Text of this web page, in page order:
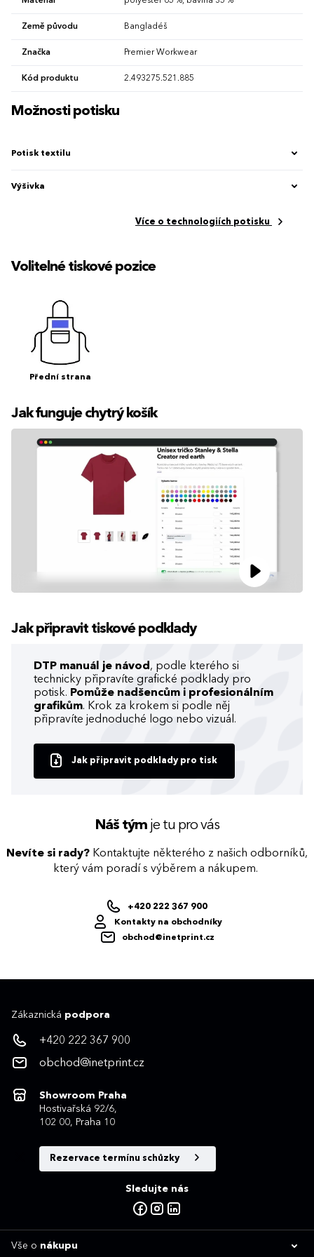
Země původu Bangladéš
Značka Premier Workwear
Kód produktu 2.493275.521.885
Možnosti potisku
Potisk textilu
Výšivka
Více o technologiích potisku
Volitelné tiskové pozice
Přední strana
Jak funguje chytrý košík
Jak připravit tiskové podklady
DTP manuál je návod , podle kterého si
technicky připravíte grafické podklady pro
potisk. Pomůže nadšencům i profesionálním
grafikům. Krok za krokem si podle něj
připravíte jednoduché logo nebo vizuál.
Jak připravit podklady pro tisk
Náš týmje tu pro vás
Nevíte si rady? Kontaktujte některého z našich odborníků,
který vám poradí s výběrem a nákupem.
+420 222 367 900
Kontakty na obchodníky
obchod@inetprint.cz
Zákaznická podpora
+420 222 367 900
obchod@inetprint.cz
Showroom Praha
Hostivařská 92/6,
102 00, Praha 10
Rezervace termínu schůzky
Sledujte nás
Vše o nákupu